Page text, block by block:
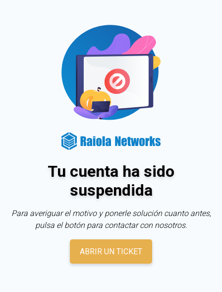
Tu cuenta ha sido
suspendida
Para averiguar el motivo y ponerle solución cuanto antes,
pulsa el botón para contactar con nosotros.
ABRIR UN TICKET